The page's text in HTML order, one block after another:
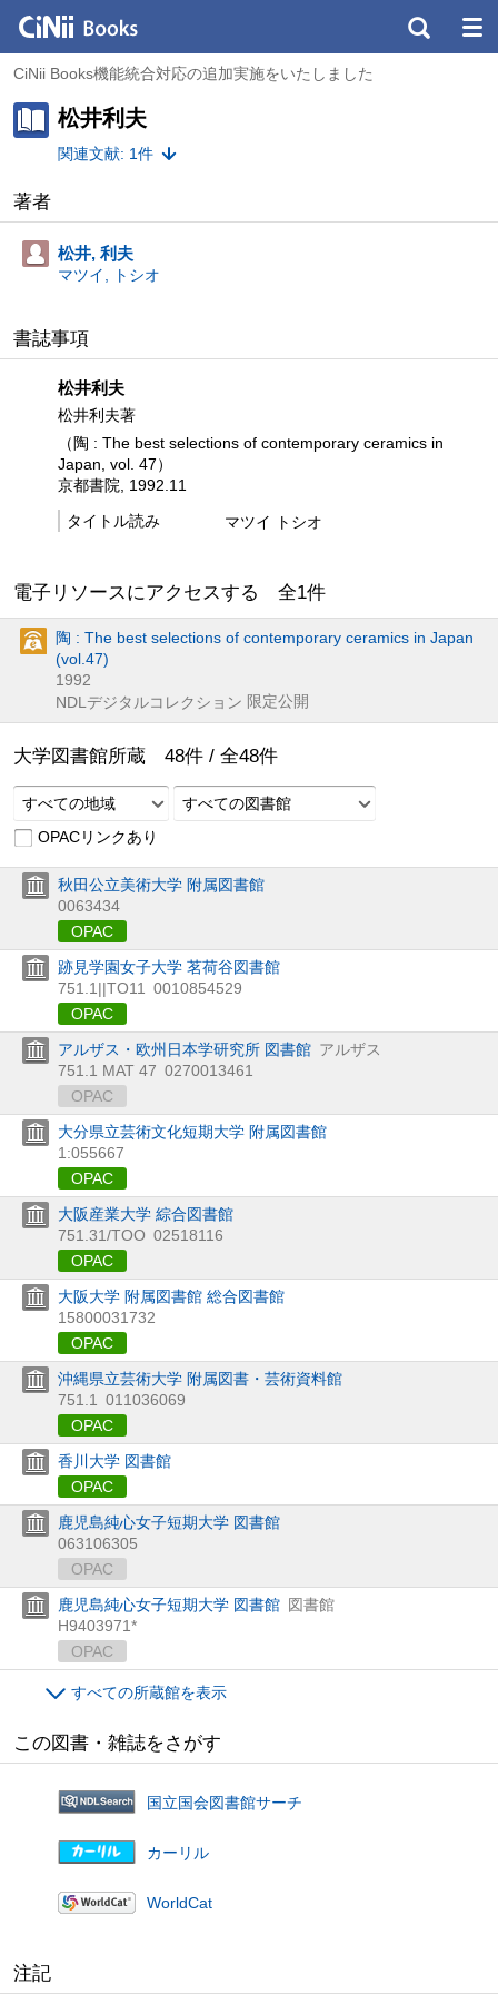
CiNii Books機能統合対応の追加実施をいたしました
松井利夫
関連文献: 1件
著者
松井, 利夫
マツイ, トシオ
書誌事項
松井利夫
松井利夫著
（陶 : The best selections of contemporary ceramics in
Japan, vol. 47）
京都書院, 1992.11
タイトル読み
マツイ トシオ
電子リソースにアクセスする 全1件
陶 : The best selections of contemporary ceramics in Japan
(vol.47)
1992
NDLデジタルコレクション 限定公開
大学図書館所蔵 48件 / 全48件
すべての地域
すべての図書館
OPACリンクあり
秋田公立美術大学 附属図書館
0063434
OPAC
跡見学園女子大学 茗荷谷図書館
751.1||TO11
0010854529
OPAC
アルザス・欧州日本学研究所 図書館 アルザス
751.1 MAT 47 0270013461
OPAC
大分県立芸術文化短期大学 附属図書館
1:055667
OPAC
大阪産業大学 綜合図書館
751.31/TOO 02518116
OPAC
大阪大学 附属図書館 総合図書館
15800031732
OPAC
沖縄県立芸術大学 附属図書・芸術資料館
751.1
011036069
OPAC
香川大学 図書館
OPAC
鹿児島純心女子短期大学 図書館
063106305
OPAC
鹿児島純心女子短期大学 図書館 図書館
H9403971*
OPAC
すべての所蔵館を表示
この図書・雑誌をさがす
国立国会図書館サーチ
カーリル
WorldCat
注記